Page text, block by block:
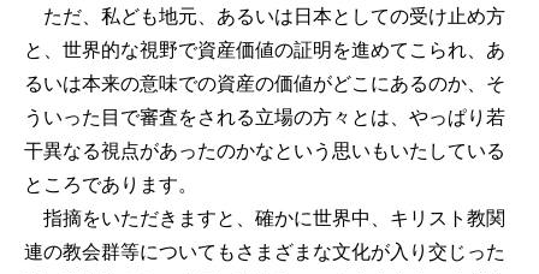
ただ、私ども地元、あるいは日本としての受け止め方
と、世界的な視野で資産価値の証明を進めてこられ、あ
るいは本来の意味での資産の価値がどこにあるのか、そ
ういった目で審査をされる立場の方々とは、やっぱり若
干異なる視点があったのかなという思いもいたしている
ところであります。
指摘をいただきますと、確かに世界中、キリスト教関
連の教会群等についてもさまざまな文化が入り交じった